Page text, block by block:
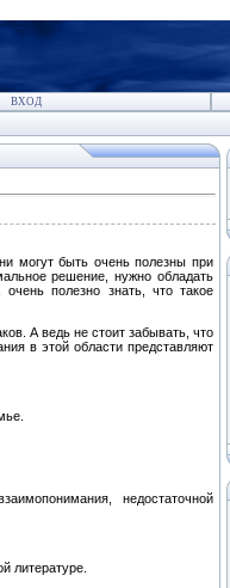
ВХОД
могут быть очень полезны при
решение, нужно обладать
полезно знать, что такое
А ведь не стоит забывать, что
в этой области представляют
недостаточной
литературе.